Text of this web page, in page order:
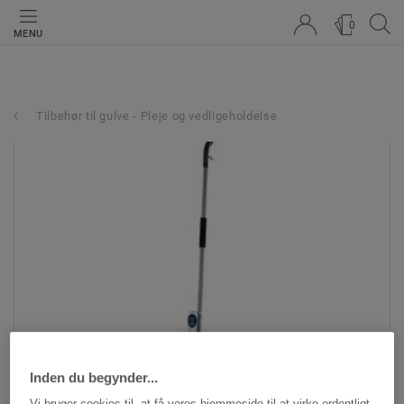
MENU
0
Tilbehør til gulve - Pleje og vedligeholdelse
Inden du begynder...